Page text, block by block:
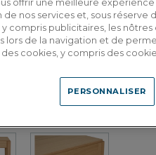
offrir une meilleure
de nos services et, sous
y compris publicitaires, les
lors de la navigation et de
des cookies, y compris des
PERSONNALISER